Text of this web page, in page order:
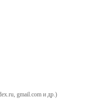
gmail.com и др.)